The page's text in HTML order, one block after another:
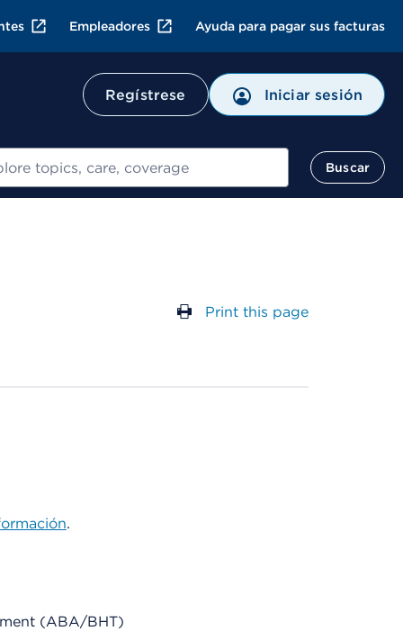
Empleadores Ayuda para pagar sus facturas
Regístrese Iniciar sesión
Buscar
Print this page
.
(ABA/BHT)